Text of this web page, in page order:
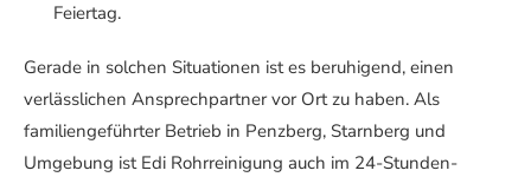
Feiertag.
Gerade in solchen Situationen ist es beruhigend, einen
verlässlichen Ansprechpartner vor Ort zu haben. Als
familiengeführter Betrieb in Penzberg, Starnberg und
Umgebung ist Edi Rohrreinigung auch im 24-Stunden-